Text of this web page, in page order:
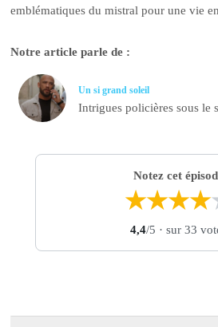
emblématiques du mistral pour une vie
Notre article parle de :
Un si grand soleil
Intrigues policières sous le
Notez cet
★★★★
4,4/5 · sur 33